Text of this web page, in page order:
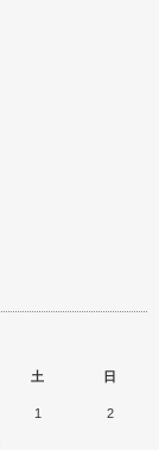
土 日
1 2